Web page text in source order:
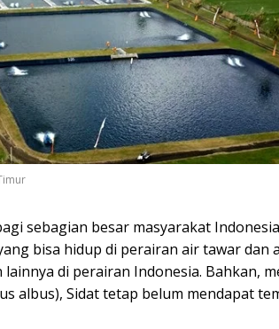
sebagian besar masyarakat Indonesia
bisa hidup di perairan air tawar dan
di perairan Indonesia. Bahkan,
albus), Sidat tetap belum mendapat